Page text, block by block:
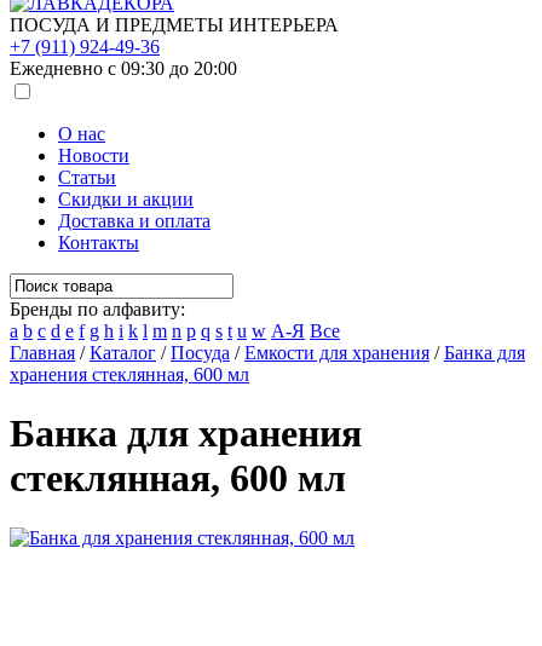
ПОСУДА И ПРЕДМЕТЫ ИНТЕРЬЕРА
+7 (911) 924-49-36
Ежедневно с 09:30 до 20:00
О нас
Новости
Статьи
Скидки и акции
Доставка и оплата
Контакты
Бренды по алфавиту:
a b c d e f g h i k l m n p q s t u w А-Я Все
Главная /Каталог /Посуда /Емкости для хранения /Банка для
хранения стеклянная, 600 мл
Банка для хранения
стеклянная, 600 мл